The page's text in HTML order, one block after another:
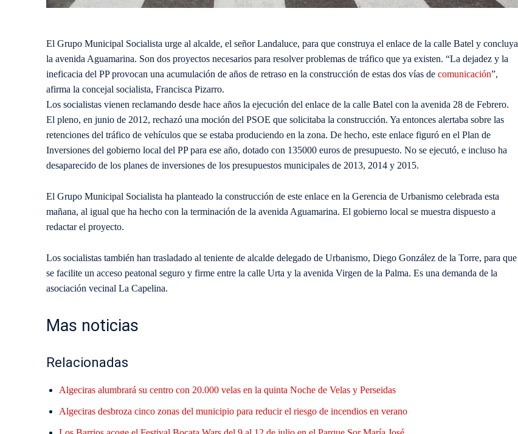
El Grupo Municipal Socialista urge al alcalde, el señor Landaluce, para que construya el enlace de la calle Batel y concluya
la avenida Aguamarina. Son dos proyectos necesarios para resolver problemas de tráfico que ya existen. “La dejadez y la
ineficacia del PP provocan una acumulación de años de retraso en la construcción de estas dos vías de comunicación”,
afirma la concejal socialista, Francisca Pizarro.
Los socialistas vienen reclamando desde hace años la ejecución del enlace de la calle Batel con la avenida 28 de Febrero.
El pleno, en junio de 2012, rechazó una moción del PSOE que solicitaba la construcción. Ya entonces alertaba sobre las
retenciones del tráfico de vehículos que se estaba produciendo en la zona. De hecho, este enlace figuró en el Plan de
Inversiones del gobierno local del PP para ese año, dotado con 135000 euros de presupuesto. No se ejecutó, e incluso ha
desaparecido de los planes de inversiones de los presupuestos municipales de 2013, 2014 y 2015.
El Grupo Municipal Socialista ha planteado la construcción de este enlace en la Gerencia de Urbanismo celebrada esta
mañana, al igual que ha hecho con la terminación de la avenida Aguamarina. El gobierno local se muestra dispuesto a
redactar el proyecto.
Los socialistas también han trasladado al teniente de alcalde delegado de Urbanismo, Diego González de la Torre, para que
se facilite un acceso peatonal seguro y firme entre la calle Urta y la avenida Virgen de la Palma. Es una demanda de la
asociación vecinal La Capelina.
Mas noticias
Relacionadas
Algeciras alumbrará su centro con 20.000 velas en la quinta Noche de Velas y Perseidas
Algeciras desbroza cinco zonas del municipio para reducir el riesgo de incendios en verano